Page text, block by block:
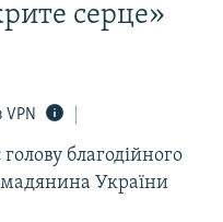
серце»
VPN
благодійного
України